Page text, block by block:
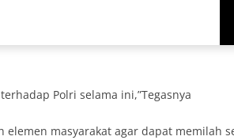
Polri selama ini,”Tegasnya
elemen masyarakat agar dapat memilah